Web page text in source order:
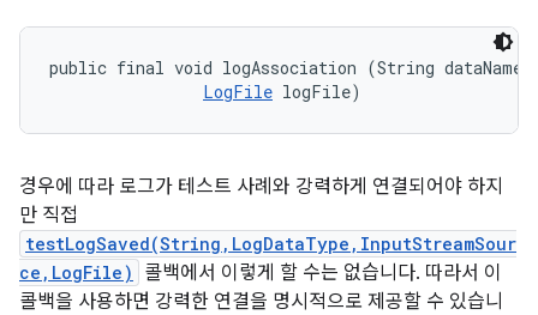
public final void logAssociation (String
LogFile logFile)
경우에 따라 로그가 테스트 사례와 강력하게 연결되어야 하지
만 직접
testLogSaved(String,LogDataType,InputStreamSour
ce,LogFile)
콜백에서 이렇게 할 수는 없습니다. 따라서 이
콜백을 사용하면 강력한 연결을 명시적으로 제공할 수 있습니